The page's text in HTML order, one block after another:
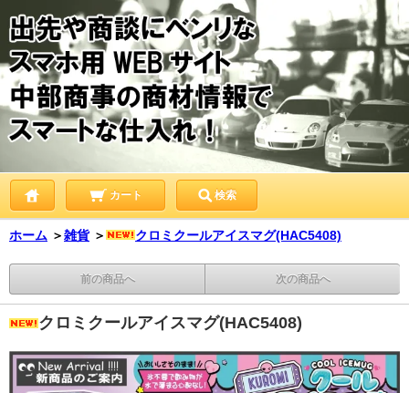
カート 検索
ホーム ＞雑貨 ＞ クロミクールアイスマグ(HAC5408)
前の商品へ 次の商品へ
クロミクールアイスマグ(HAC5408)